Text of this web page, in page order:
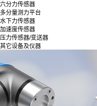
六分力传感器
多分量测力平台
水下力传感器
加速度传感器
压力传感器/变送器
其它设备及仪器